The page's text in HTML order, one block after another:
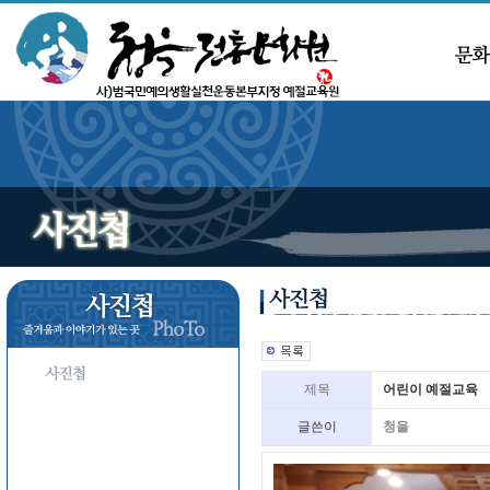
제목 어린이 예절교육
글쓴이 청을